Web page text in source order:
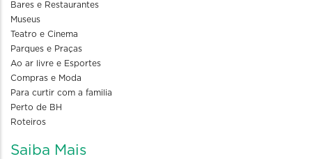
Bares e Restaurantes
Museus
Teatro e Cinema
Parques e Praças
Ao ar livre e Esportes
Compras e Moda
Para curtir com a familia
Perto de BH
Roteiros
Saiba Mais